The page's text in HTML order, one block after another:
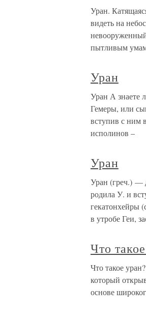
Уран.
видеть на
пытливым
Уран
Уран А знаете
Гемеры, или
вступив с ним
исполинов –
Уран
Уран (греч.) —
родила У. и
гекатонхейры
в утробе Геи,
Что
Что такое
который
основе